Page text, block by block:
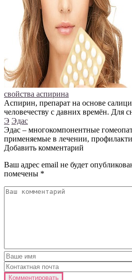
свойства аспирина
Аспирин, препарат на основе
человечеству с давних времён. Для
Э Эдас
Эдас – многокомпонентные
применяемые в лечении,
Добавить комментарий
Ваш адрес email не будет
помечены *